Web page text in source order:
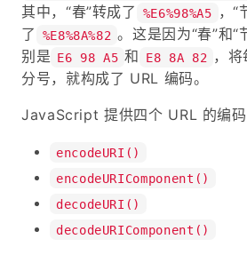
其中，“春”转成了
%E6%98%A5
，“
了
%E8%8A%82 。这是因为“春”和
别是 E6 98 A5 和 E8 8A 82
，
分号，就构成了 URL 编码。
JavaScript 提供四个 URL 的编码
encodeURI()
encodeURIComponent()
decodeURI()
decodeURIComponent()